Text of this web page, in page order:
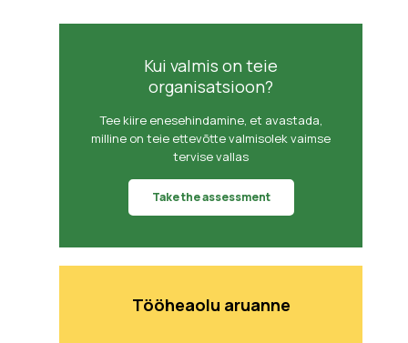
Kui valmis on teie
organisatsioon?
Tee kiire enesehindamine, et avastada,
milline on teie ettevõtte valmisolek vaimse
tervise vallas
Take the assessment
Tööheaolu aruanne